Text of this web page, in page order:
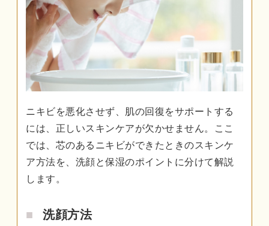
ニキビを悪化させず、肌の回復をサポートする
には、正しいスキンケアが欠かせません。ここ
では、芯のあるニキビができたときのスキンケ
ア方法を、洗顔と保湿のポイントに分けて解説
します。
洗顔方法